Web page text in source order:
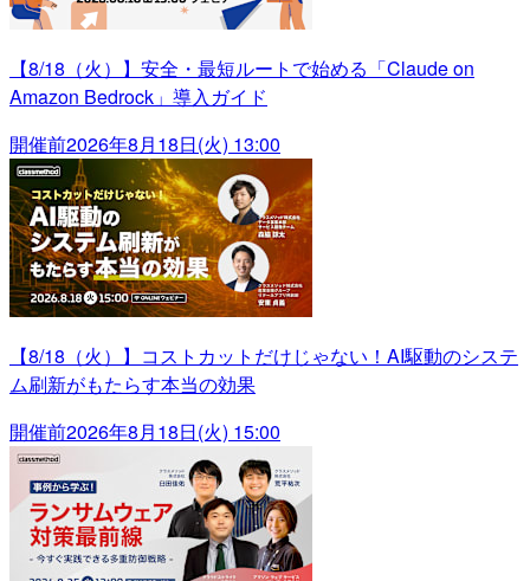
【8/18（火）】安全・最短ルートで始める「Claude on
Amazon Bedrock」導入ガイド
開催前2026年8月18日(火) 13:00
【8/18（火）】コストカットだけじゃない！AI駆動のシステ
ム刷新がもたらす本当の効果
開催前2026年8月18日(火) 15:00